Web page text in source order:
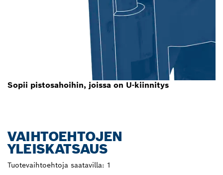
Sopii pistosahoihin, joissa on U-kiinnitys
VAIHTOEHTOJEN
YLEISKATSAUS
Tuotevaihtoehtoja saatavilla: 1